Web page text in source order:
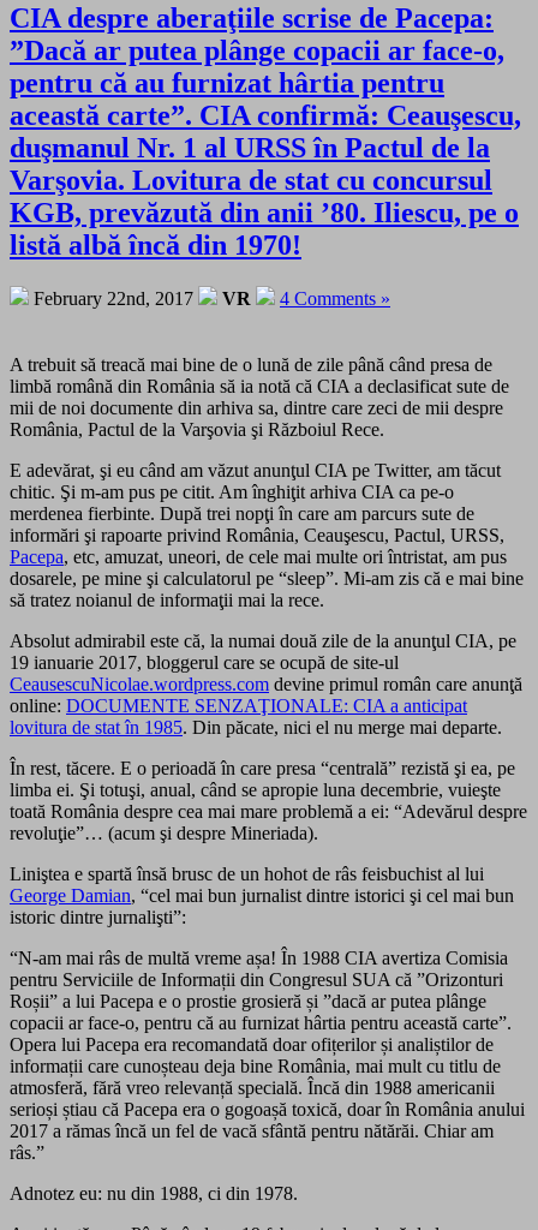
CIA despre aberaţiile scrise de Pacepa:
”Dacă ar putea plânge copacii ar face-o,
pentru că au furnizat hârtia pentru
această carte”. CIA confirmă: Ceauşescu,
duşmanul Nr. 1 al URSS în Pactul de la
Varşovia. Lovitura de stat cu concursul
KGB, prevăzută din anii ’80. Iliescu, pe o
listă albă încă din 1970!
February 22nd, 2017 VR 4 Comments »
A trebuit să treacă mai bine de o lună de zile până când presa de
limbă română din România să ia notă că CIA a declasificat sute de
mii de noi documente din arhiva sa, dintre care zeci de mii despre
România, Pactul de la Varşovia şi Războiul Rece.
E adevărat, şi eu când am văzut anunţul CIA pe Twitter, am tăcut
chitic. Şi m-am pus pe citit. Am înghiţit arhiva CIA ca pe-o
merdenea fierbinte. După trei nopţi în care am parcurs sute de
informări şi rapoarte privind România, Ceauşescu, Pactul, URSS,
Pacepa, etc, amuzat, uneori, de cele mai multe ori întristat, am pus
dosarele, pe mine şi calculatorul pe “sleep”. Mi-am zis că e mai bine
să tratez noianul de informaţii mai la rece.
Absolut admirabil este că, la numai două zile de la anunţul CIA, pe
19 ianuarie 2017, bloggerul care se ocupă de site-ul
CeausescuNicolae.wordpress.com devine primul român care anunţă
online: DOCUMENTE SENZAŢIONALE: CIA a anticipat
lovitura de stat în 1985. Din păcate, nici el nu merge mai departe.
În rest, tăcere. E o perioadă în care presa “centrală” rezistă şi ea, pe
limba ei. Şi totuşi, anual, când se apropie luna decembrie, vuieşte
toată România despre cea mai mare problemă a ei: “Adevărul despre
revoluţie”… (acum şi despre Mineriada).
Liniştea e spartă însă brusc de un hohot de râs feisbuchist al lui
George Damian, “cel mai bun jurnalist dintre istorici şi cel mai bun
istoric dintre jurnalişti”:
“N-am mai râs de multă vreme așa! În 1988 CIA avertiza Comisia
pentru Serviciile de Informații din Congresul SUA că ”Orizonturi
Roșii” a lui Pacepa e o prostie grosieră și ”dacă ar putea plânge
copacii ar face-o, pentru că au furnizat hârtia pentru această carte”.
Opera lui Pacepa era recomandată doar ofițerilor și analiștilor de
informații care cunoșteau deja bine România, mai mult cu titlu de
atmosferă, fără vreo relevanță specială. Încă din 1988 americanii
serioși știau că Pacepa era o gogoașă toxică, doar în România anului
2017 a rămas încă un fel de vacă sfântă pentru nătărăi. Chiar am
râs.”
Adnotez eu: nu din 1988, ci din 1978.